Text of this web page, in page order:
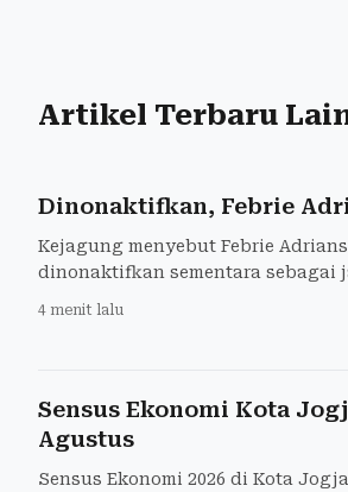
Artikel Terbaru
Dinonaktifkan, Febrie
Kejagung menyebut Febrie
dinonaktifkan sementara sebagai
4 menit lalu
Sensus Ekonomi Kota
Agustus
Sensus Ekonomi 2026 di Kota